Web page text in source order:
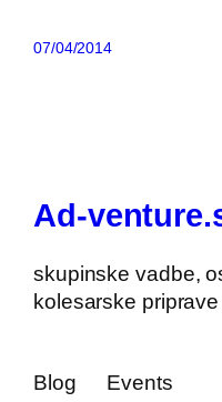
07/04/2014
Ad-
skupinske vadbe,
kolesarske priprave
Blog
Events